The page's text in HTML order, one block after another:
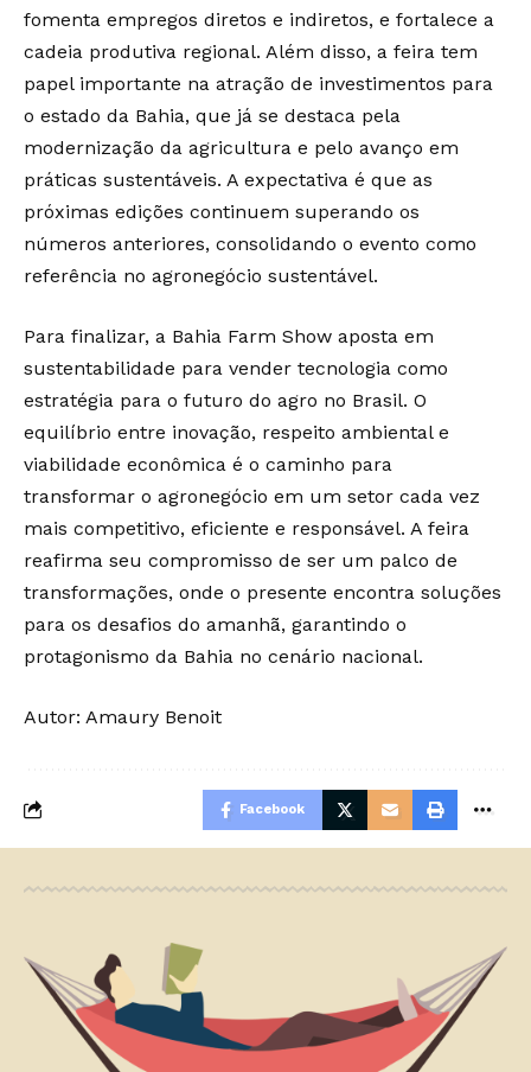
fomenta empregos diretos e indiretos, e fortalece a
cadeia produtiva regional. Além disso, a feira tem
papel importante na atração de investimentos para
o estado da Bahia, que já se destaca pela
modernização da agricultura e pelo avanço em
práticas sustentáveis. A expectativa é que as
próximas edições continuem superando os
números anteriores, consolidando o evento como
referência no agronegócio sustentável.
Para finalizar, a Bahia Farm Show aposta em
sustentabilidade para vender tecnologia como
estratégia para o futuro do agro no Brasil. O
equilíbrio entre inovação, respeito ambiental e
viabilidade econômica é o caminho para
transformar o agronegócio em um setor cada vez
mais competitivo, eficiente e responsável. A feira
reafirma seu compromisso de ser um palco de
transformações, onde o presente encontra soluções
para os desafios do amanhã, garantindo o
protagonismo da Bahia no cenário nacional.
Autor: Amaury Benoit
Facebook